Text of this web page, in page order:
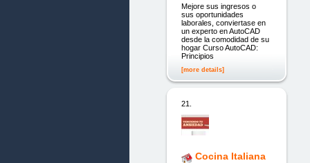
Mejore sus ingresos o
sus oportunidades
laborales, conviertase en
un experto en AutoCAD
desde la comodidad de su
hogar Curso AutoCAD:
Principios
[more details]
21.
Cocina Italiana